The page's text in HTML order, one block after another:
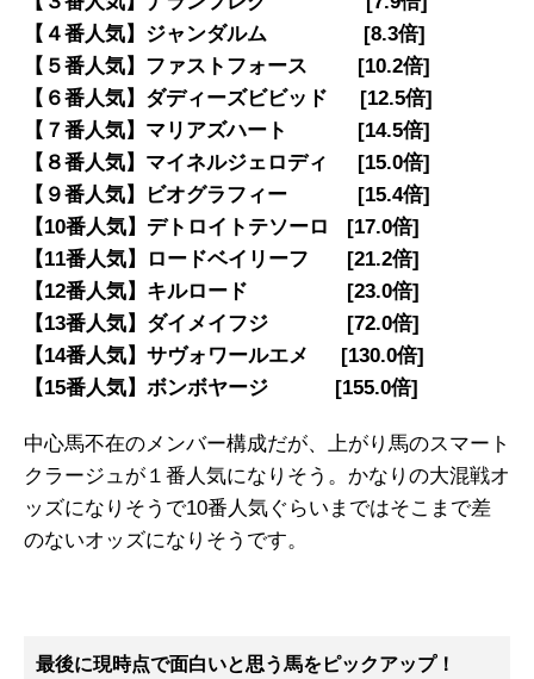
【４番人気】ジャンダルム [8.3倍]
【５番人気】ファストフォース [10.2倍]
【６番人気】ダディーズビビッド [12.5倍]
【７番人気】マリアズハート [14.5倍]
【８番人気】マイネルジェロディ [15.0倍]
【９番人気】ビオグラフィー [15.4倍]
【10番人気】デトロイトテソーロ [17.0倍]
【11番人気】ロードベイリーフ [21.2倍]
【12番人気】キルロード [23.0倍]
【13番人気】ダイメイフジ [72.0倍]
【14番人気】サヴォワールエメ [130.0倍]
【15番人気】ボンボヤージ [155.0倍]
中心馬不在のメンバー構成だが、上がり馬のスマート
クラージュが１番人気になりそう。かなりの大混戦オ
ッズになりそうで10番人気ぐらいまではそこまで差
のないオッズになりそうです。
最後に現時点で面白いと思う馬をピックアップ！